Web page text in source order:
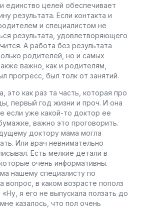
единство целей обеспечивает
результата. Если контакта и
и специалистом не
результата, удовлетворяющего
А работа без результата
родителей, но и самых
важно, как и родителям,
прогресс, был толк от занятий.
это как раз та часть, которая про
первый год жизни и проч. И она
если уже какой-то доктор ее
важно это проговорить.
доктору мама могла
Или врач невнимательно
Есть мелкие детали в
очень информативны.
нашему специалисту по
вопрос, в каком возрасте пополз
я его не выпускала ползать до
казалось, что пол очень